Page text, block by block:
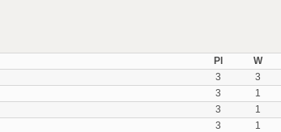
Pl
W
3 3
3 1
3 1
3 1